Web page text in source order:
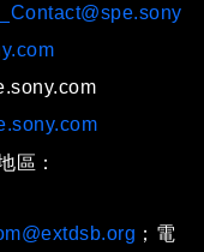
區：
；電